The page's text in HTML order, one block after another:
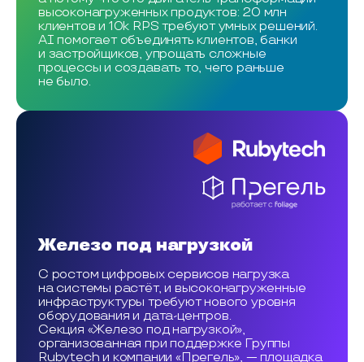
высоконагруженных продуктов: 20 млн
клиентов и 10k RPS требуют умных решений.
AI помогает объединять клиентов, банки
и застройщиков, упрощать сложные
процессы и создавать то, чего раньше
не было.
Железо под нагрузкой
С ростом цифровых сервисов нагрузка
на системы растёт, и высоконагруженные
инфраструктуры требуют нового уровня
оборудования и дата-центров.
Секция «Железо под нагрузкой»,
организованная при поддержке Группы
Rubytech и компании «Прегель», — площадка